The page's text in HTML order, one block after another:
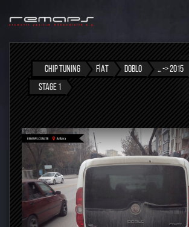
CHIP TUNING FIAT DOBLO ... -> 2015
STAGE 1